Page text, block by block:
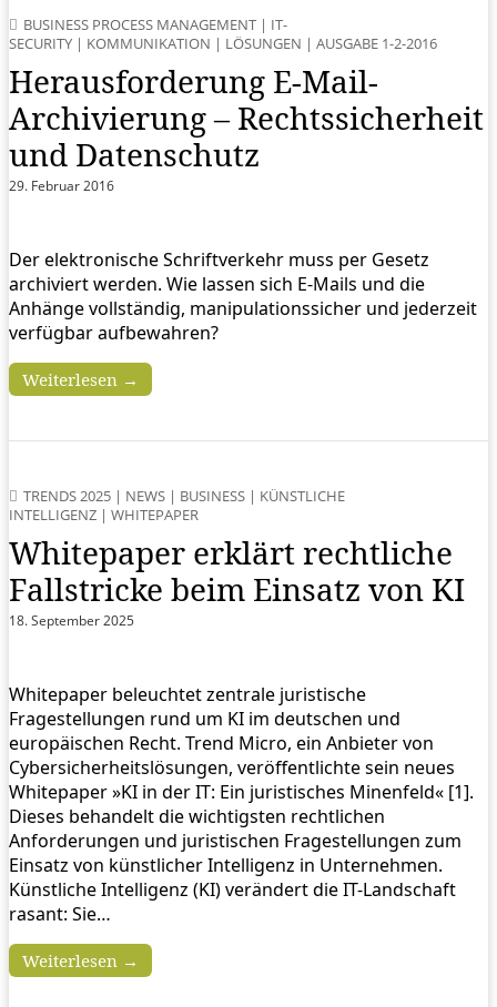
BUSINESS PROCESS MANAGEMENT | IT-
SECURITY | KOMMUNIKATION | LÖSUNGEN | AUSGABE 1-2-2016
Herausforderung E-Mail-
Archivierung – Rechtssicherheit
und Datenschutz
29. Februar 2016
Der elektronische Schriftverkehr muss per Gesetz
archiviert werden. Wie lassen sich E-Mails und die
Anhänge vollständig, manipulationssicher und jederzeit
verfügbar aufbewahren?
Weiterlesen →
TRENDS 2025 | NEWS | BUSINESS | KÜNSTLICHE
INTELLIGENZ | WHITEPAPER
Whitepaper erklärt rechtliche
Fallstricke beim Einsatz von KI
18. September 2025
Whitepaper beleuchtet zentrale juristische
Fragestellungen rund um KI im deutschen und
europäischen Recht. Trend Micro, ein Anbieter von
Cybersicherheitslösungen, veröffentlichte sein neues
Whitepaper »KI in der IT: Ein juristisches Minenfeld« [1].
Dieses behandelt die wichtigsten rechtlichen
Anforderungen und juristischen Fragestellungen zum
Einsatz von künstlicher Intelligenz in Unternehmen.
Künstliche Intelligenz (KI) verändert die IT-Landschaft
rasant: Sie…
Weiterlesen →